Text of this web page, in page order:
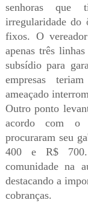
senhoras que
irregularidade do
fixos. O
apenas três
subsídio para
empresas
ameaçado
Outro ponto
acordo com o
procuraram seu
400 e R$ 700.
comunidade na
destacando a
cobranças.